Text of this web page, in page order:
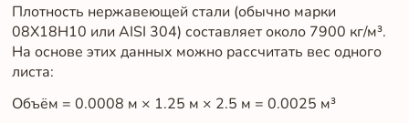
Плотность нержавеющей стали (обычно марки
08Х18Н10 или AISI 304) составляет около 7900 кг/м³.
На основе этих данных можно рассчитать вес одного
листа:
Объём = 0.0008 м × 1.25 м × 2.5 м = 0.0025 м³